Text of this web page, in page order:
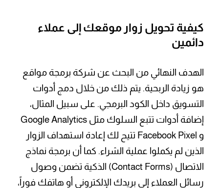
كيفية تحويل زوار موقعك إلى عملاء
دائمين
الهدف النهائي من البحث عن شركة برمجة مواقع
هو زيادة الربحية. يتم ذلك من خلال دمج أدوات
التسويق داخل الكود البرمجي. على سبيل المثال،
إضافة أدوات تتبع السلوك مثل Google Analytics
و Facebook Pixel تتيح لك إعادة استهداف الزوار
الذين لم يكملوا عملية الشراء. كما أن برمجة نماذج
الاتصال (Contact Forms) الذكية تضمن وصول
رسائل العملاء إلى بريدك الإلكتروني أو هاتفك فوراً،